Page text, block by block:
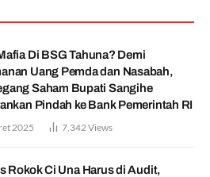
Di BSG Tahuna? Demi
Uang Pemda dan Nasabah,
Saham Bupati Sangihe
Pindah ke Bank Pemerintah RI
2025 7,342 Views
Rokok Ci Una Harus di Audit,